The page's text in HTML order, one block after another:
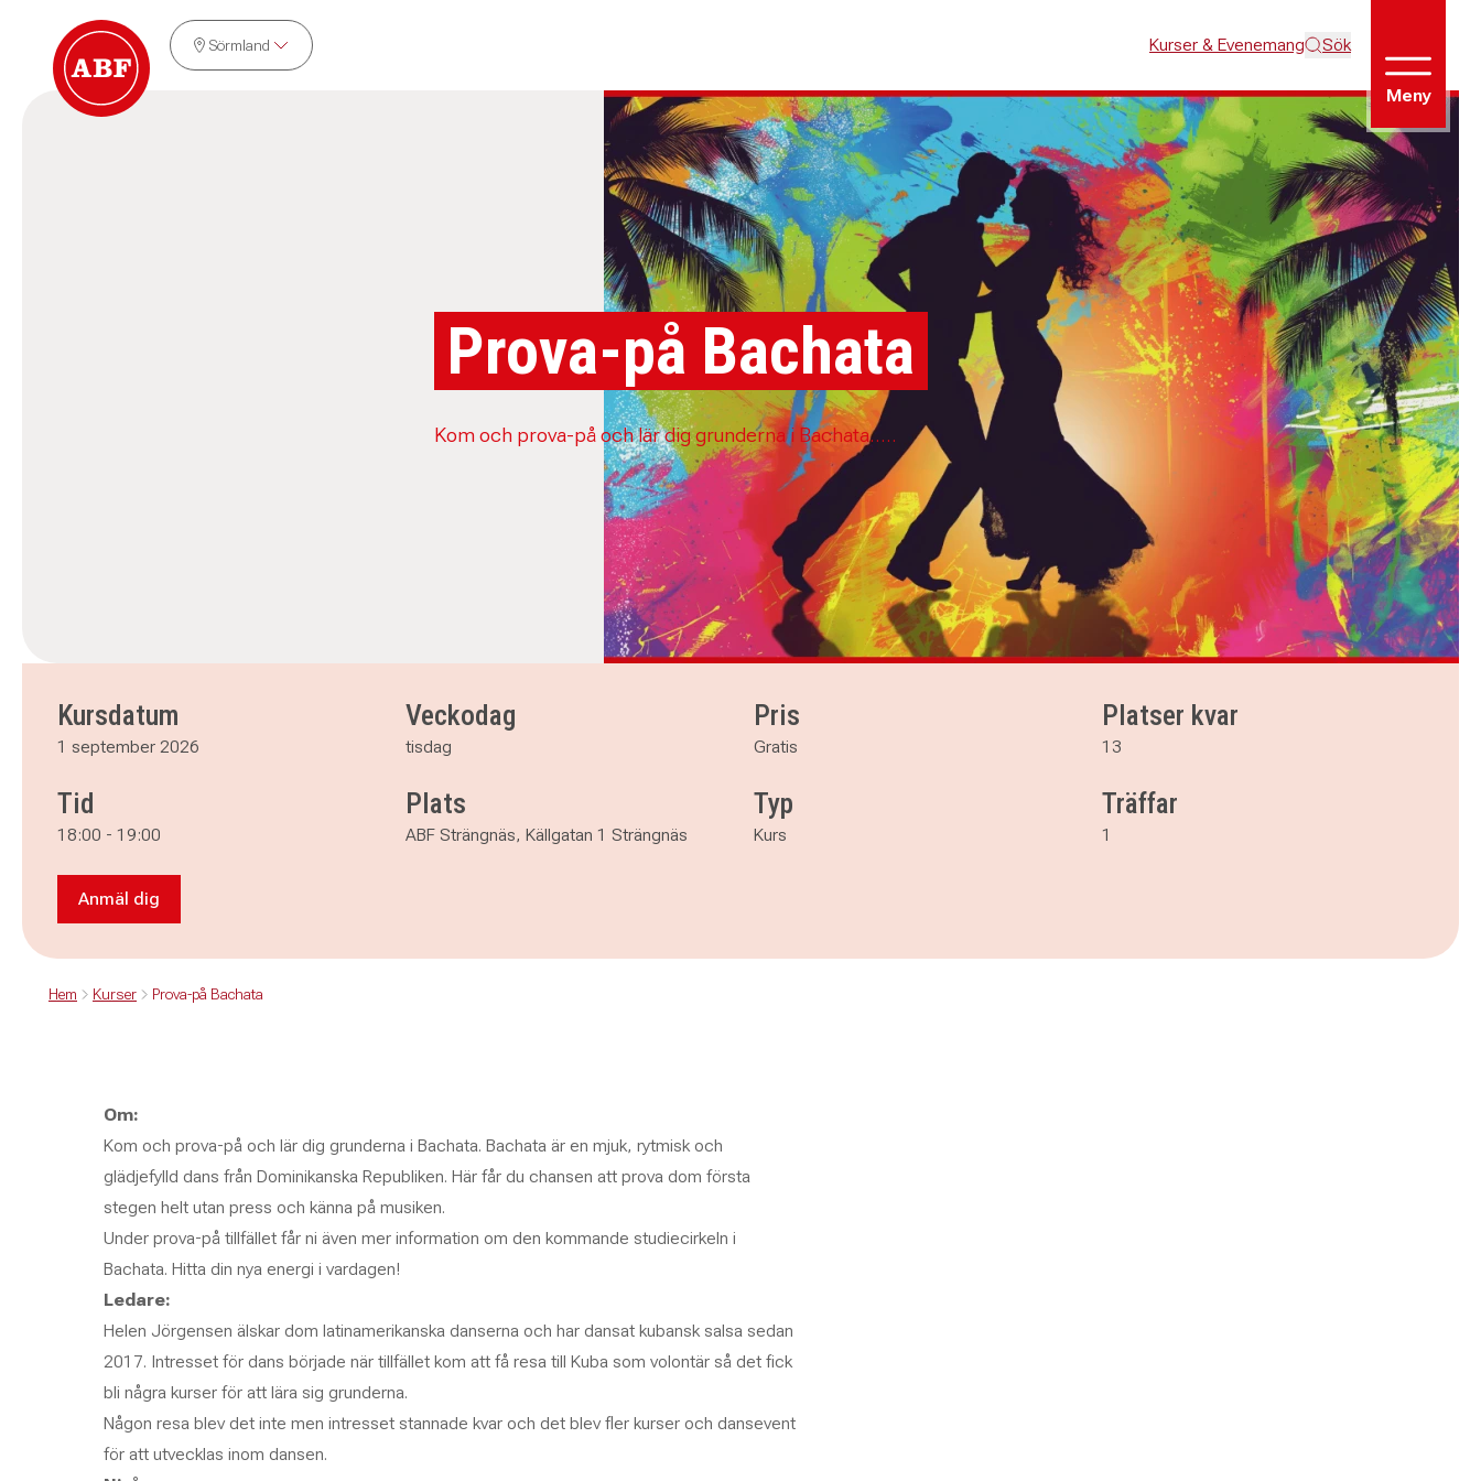
Sörmland Kurser & Evenemang Sök
Meny
Prova-på Bachata
Kom och prova-på och lär dig grunderna i Bachata.....
Kursdatum
1 september 2026
Veckodag
tisdag
Tid
18:00 - 19:00
Plats
ABF Strängnäs, Källgatan 1 Strängnäs
Pris
Gratis
Platser kvar
13
Typ
Kurs
Träffar
1
Anmäl dig till Prova-på Bachata
Anmäl dig
Hem Kurser Prova-på Bachata
Om:
Kom och prova-på och lär dig grunderna i Bachata. Bachata är en mjuk, rytmisk och
glädjefylld dans från Dominikanska Republiken. Här får du chansen att prova dom första
stegen helt utan press och känna på musiken.
Under prova-på tillfället får ni även mer information om den kommande studiecirkeln i
Bachata. Hitta din nya energi i vardagen!
Ledare:
Helen Jörgensen älskar dom latinamerikanska danserna och har dansat kubansk salsa sedan
2017. Intresset för dans började när tillfället kom att få resa till Kuba som volontär så det fick
bli några kurser för att lära sig grunderna.
Någon resa blev det inte men intresset stannade kvar och det blev fler kurser och dansevent
för att utvecklas inom dansen.